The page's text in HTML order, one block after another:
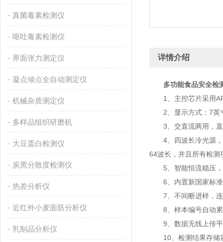
真菌毒素检测仪
呕吐毒素检测仪
界面张力测定仪
凝点倾点全自动测定仪
机械杂质测定仪
多样品组织研磨机
大豆蛋白检测仪
炭黑分散度检测仪
热差分析仪
近红外小麦面筋分析仪
乳制品分析仪
详情介绍
多功能食品安全检
1、主控芯片采用
2、显示方式：7英寸
3、交直流两用，直
4、四波长冷光源，
64波长，并且所有检测
5、智能恒流稳压，
6、内置新国家标准
7、不间断进样，连
8、样本编号自动累
9、数据无线上传平
10、检测结果存储